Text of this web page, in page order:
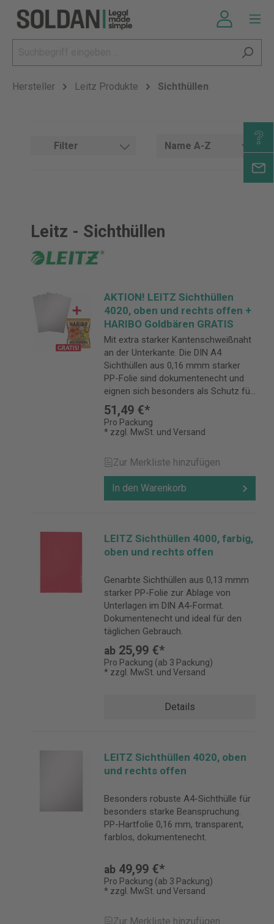
Hersteller Leitz Produkte Sichthüllen
Filter
Leitz - Sichthüllen
AKTION! LEITZ Sichthüllen
4020, oben und rechts offen +
HARIBO Goldbären GRATIS
Mit extra starker Kantenschweißnaht
an der Unterkante. Die DIN A4
Sichthüllen aus 0,16 mmm starker
PP-Folie sind dokumentenecht und
eignen sich besonders als Schutz für
wichtige Dokumente.
51,49 €*
Pro Packung
* zzgl. MwSt. und Versand
Zur Merkliste hinzufügen
In den Warenkorb
LEITZ Sichthüllen 4000, farbig,
oben und rechts offen
Genarbte Sichthüllen aus 0,13 mmm
starker PP-Folie zur Ablage von
Unterlagen im DIN A4-Format.
Dokumentenecht und ideal für den
täglichen Gebrauch.
ab 25,99 €*
Pro Packung (ab 3 Packung)
* zzgl. MwSt. und Versand
Details
LEITZ Sichthüllen 4020, oben
und rechts offen
Besonders robuste A4-Sichthülle für
besonders starke Beanspruchung.
PP-Hartfolie 0,16 mm, transparent,
farblos, dokumentenecht.
ab 49,99 €*
Pro Packung (ab 3 Packung)
* zzgl. MwSt. und Versand
Zur Merkliste hinzufügen